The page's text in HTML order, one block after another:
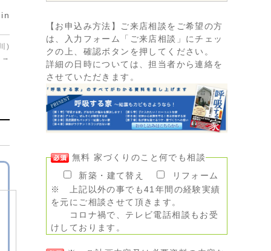
)
→
【お申込み方法】ご来店相談をご希望の方
は、入力フォーム「ご来店相談」にチェッ
クの上、確認ボタンを押してください。
詳細の日時については、担当者から連絡を
させていただきます。
無料 家づくりのこと何でも相談
新築・建て替え
リフォーム
※ 上記以外の事でも41年間の経験実績
を元にご相談させて頂きます。
コロナ禍で、テレビ電話相談もお受
けしております。